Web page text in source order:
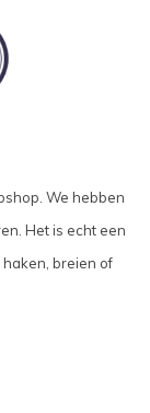
We hebben
Het is echt een
breien of